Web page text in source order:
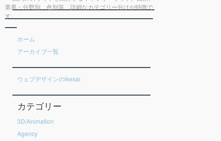
業界・分野別、色別等、詳細なカテゴリー分けが特徴で
す。
ホーム
アーカイブ一覧
ウェブデザインのikesai
カテゴリー
3D/Animation
Agency